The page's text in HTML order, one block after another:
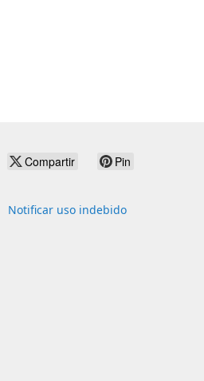
Compartir Pin
Notificar uso indebido